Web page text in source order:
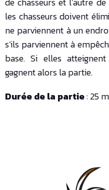
les chasseurs doivent
ne parviennent à un
s’ils parviennent à
base. Si elles
gagnent alors la partie.
Durée de la partie: 25